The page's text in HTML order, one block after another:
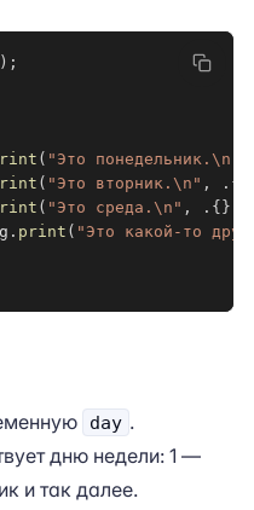
) ;
( "Это понедельник.\n"
( "Это вторник.\n" , . {
( "Это среда.\n" , . { }
. print ( "Это какой-то
day .
дню недели: 1 —
и так далее.